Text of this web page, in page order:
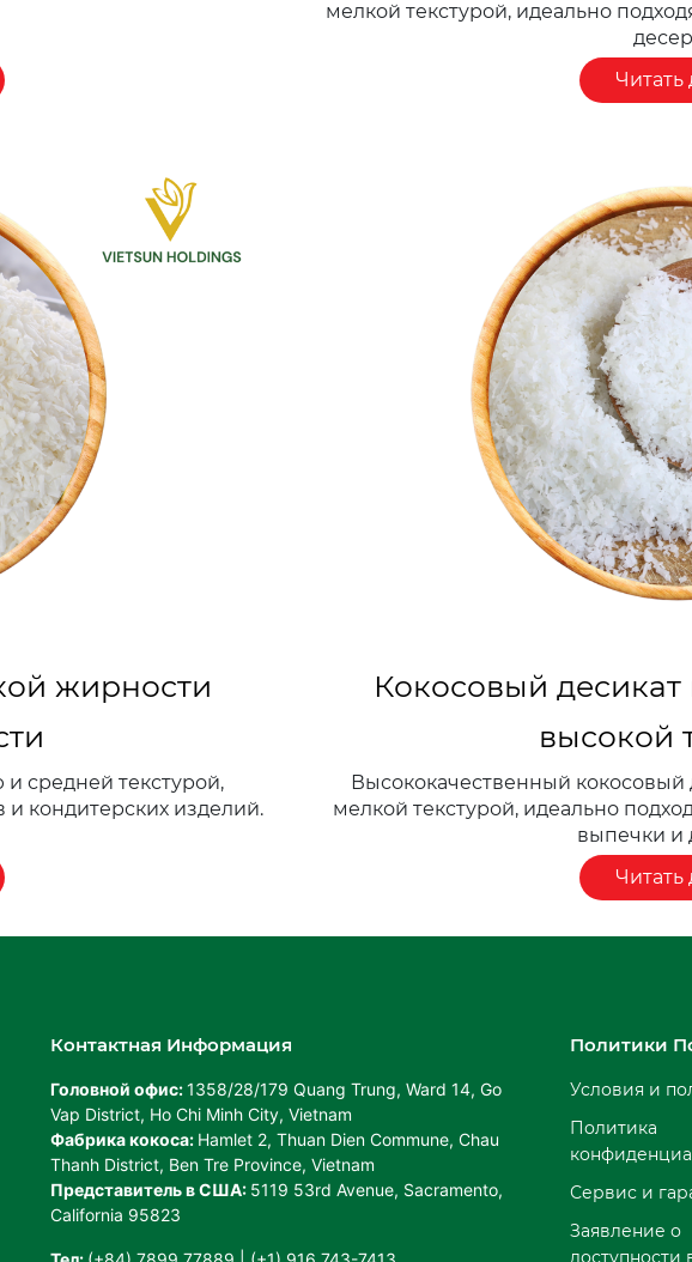
мелкой текстурой, идеально
Читать
жирности
средней текстурой,
кондитерских изделий.
Кокосовый
высокой
Высококачественный
мелкой текстурой, идеально
выпечки и
Читать
Контактная Информация
Головной офис:1358/28/179 Quang Trung, Ward 14, Go
Vap District, Ho Chi Minh City, Vietnam
Фабрика кокоса: Hamlet 2, Thuan Dien Commune, Chau
Thanh District, Ben Tre Province, Vietnam
Представитель в США: 5119 53rd Avenue, Sacramento,
California 95823
Политики
Условия и
Политика
Сервис и
Заявление о
доступности